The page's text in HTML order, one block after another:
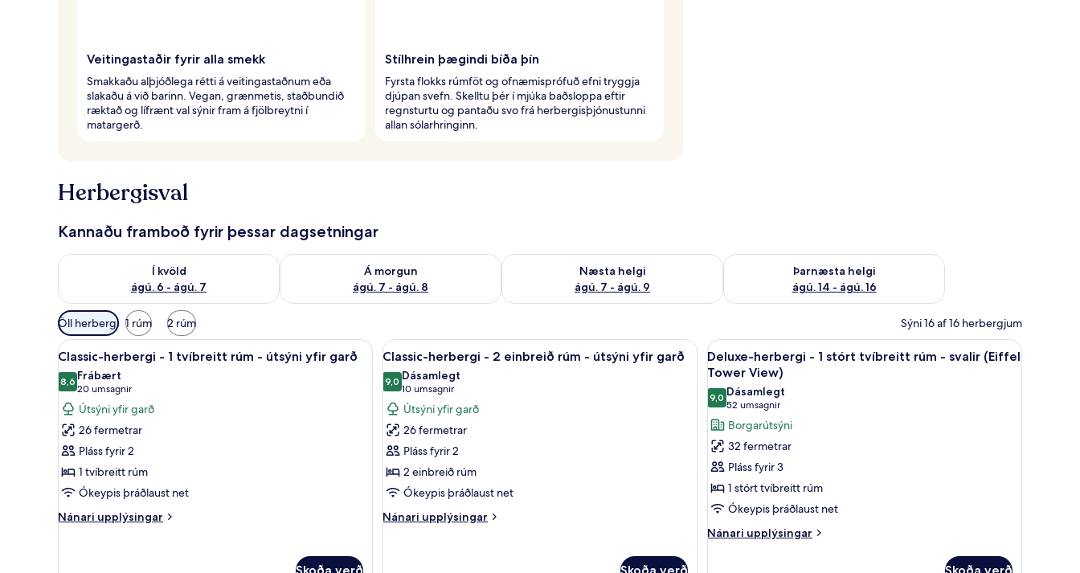
Veitingastaðir fyrir alla smekk
Smakkaðu alþjóðlega rétti á veitingastaðnum eða
slakaðu á við barinn. Vegan, grænmetis, staðbundið
ræktað og lífrænt val sýnir fram á fjölbreytni í
matargerð.
Stílhrein þægindi bíða þín
Fyrsta flokks rúmföt og ofnæmisprófuð efni tryggja
djúpan svefn. Skelltu þér í mjúka baðsloppa eftir
regnsturtu og pantaðu svo frá herbergisþjónustunni
allan sólarhringinn.
Herbergisval
Kannaðu framboð fyrir þessar dagsetningar
Í kvöld
ágú. 6 - ágú. 7
Athuga framboð í kvöld ágú. 6 - ágú. 7
Á morgun
ágú. 7 - ágú. 8
Athuga framboð á morgun ágú. 7 - ágú. 8
Næsta helgi
ágú. 7 - ágú. 9
Athuga framboð næstu helgi ágú. 7 - ágú. 9
Þarnæsta helgi
ágú. 14 - ágú. 16
Athuga framboð þarnæstu helgi ágú. 14 - ágú. 16
Síur
í
boði
fyrir
herbergi
Öll herbergi 1 rúm 2 rúm Sýni 16 af 16 herbergjum
Skoða
allar
myndir
fyrir
Classic-
herbergi
-
1
tvíbreitt
rúm
Classic-herbergi - 1 tvíbreitt rúm - útsýni yfir garð | Rúmföt af bestu gerð, öryggishólf í herbergi, skrifborð, hljóðeinangrun
12
Classic-herbergi - 1 tvíbreitt rúm - útsýni yfir garð
8,68,6 af 10
Frábært
20 umsagnir
(20
umsagnir)
Útsýni yfir garð
26 fermetrar
Pláss fyrir 2
1 tvíbreitt rúm
Ókeypis þráðlaust net
Nánari upplýsingar
Nánari
Skoða verð
Skoða
allar
myndir
fyrir
Classic-
herbergi
-
2
einbreið
rúm
Classic-herbergi - 2 einbreið rúm - útsýni yfir garð | Rúmföt af bestu gerð, öryggishólf í herbergi, skrifborð,
8
Classic-herbergi - 2 einbreið rúm - útsýni yfir garð
9,09,0 af 10
Dásamlegt
10 umsagnir
(10
umsagnir)
Útsýni yfir garð
26 fermetrar
Pláss fyrir 2
2 einbreið rúm
Ókeypis þráðlaust net
Nánari upplýsingar
Nánari
Skoða verð
Skoða
allar
myndir
fyrir
Deluxe-
herbergi
-
1
stórt
tvíbreitt
rúm
Deluxe-herbergi - 1 stórt tvíbreitt rúm -
7
Deluxe-herbergi - 1 stórt tvíbreitt rúm - svalir (Eiffel
Tower View)
9,09,0 af 10
Dásamlegt
52 umsagnir
(52
umsagnir)
Borgarútsýni
32 fermetrar
Pláss fyrir 3
1 stórt tvíbreitt rúm
Ókeypis þráðlaust net
Nánari upplýsingar
Nánari
Skoða verð